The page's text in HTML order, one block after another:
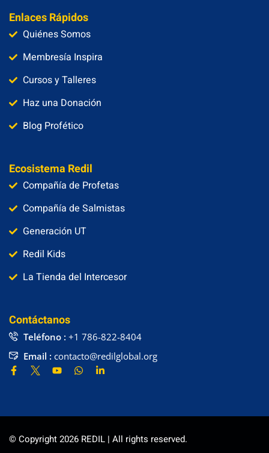
Enlaces Rápidos
Quiénes Somos
Membresía Inspira
Cursos y Talleres
Haz una Donación
Blog Profético
Ecosistema Redil
Compañía de Profetas
Compañía de Salmistas
Generación UT
Redil Kids
La Tienda del Intercesor
Contáctanos
Teléfono : +1 786-822-8404
Email : contacto@redilglobal.org
© Copyright 2026 REDIL | All rights reserved.